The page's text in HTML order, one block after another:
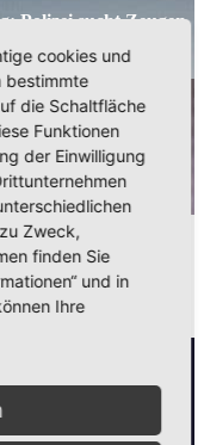
Polizei sucht Zeugen
Polizei
abzugeben.
cookies und
bestimmte
die Schaltfläche
Funktionen
der Einwilligung
Zweck,
finden Sie
und in
Ihre